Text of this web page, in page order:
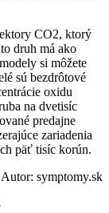
CO2, ktorý
druh má ako
si môžete
sú bezdrôtové
oxidu
na dvetisíc
predajne
zariadenia
päť tisíc korún.
Autor: symptomy.sk